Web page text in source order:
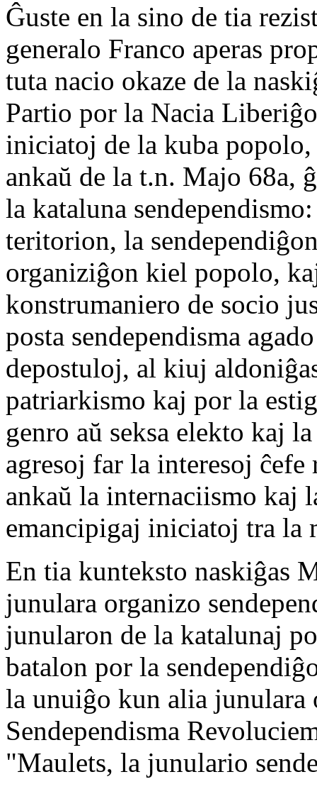
Ĝuste en la sino de tia
generalo Franco aperas
tuta nacio okaze de la
Partio por la Nacia
iniciatoj de la kuba
ankaŭ de la t.n. Majo 68a,
la kataluna
teritorion, la
organiziĝon kiel popolo,
konstrumaniero de socio
posta sendependisma
depostuloj, al kiuj
patriarkismo kaj por la
genro aŭ seksa elekto kaj
agresoj far la interesoj
ankaŭ la internaciismo kaj
emancipigaj iniciatoj tra la
En tia kunteksto naskiĝas
junulara organizo
junularon de la katalunaj
batalon por la
la unuiĝo kun alia junulara
Sendependisma
"Maulets, la junulario